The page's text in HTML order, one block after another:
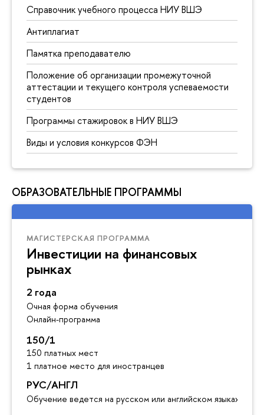
Справочник учебного процесса НИУ ВШЭ
Антиплагиат
Памятка преподавателю
Положение об организации промежуточной
аттестации и текущего контроля успеваемости
студентов
Программы стажировок в НИУ ВШЭ
Виды и условия конкурсов ФЭН
ОБРАЗОВАТЕЛЬНЫЕ ПРОГРАММЫ
МАГИСТЕРСКАЯ ПРОГРАММА
Инвестиции на финансовых
рынках
2 года
Очная форма обучения
Онлайн-программа
150/1
150 платных мест
1 платное место для иностранцев
РУС/АНГЛ
Обучение ведется на русском или английском языках